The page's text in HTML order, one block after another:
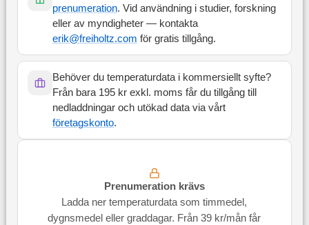
prenumeration. Vid användning i studier, forskning
eller av myndigheter — kontakta
erik@freiholtz.com för gratis tillgång.
Behöver du temperaturdata i kommersiellt syfte?
Från bara 195 kr exkl. moms får du tillgång till
nedladdningar och utökad data via vårt
företagskonto.
Prenumeration krävs
Ladda ner temperaturdata som timmedel,
dygnsmedel eller graddagar. Från 39 kr/mån får